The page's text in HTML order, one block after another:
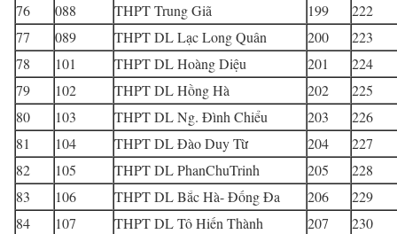
76
088 THPT Trung Giã 199
222
77
089 THPT DL Lạc Long Quân 200
223
78
101 THPT DL Hoàng Diệu 201
224
79
102 THPT DL Hồng Hà 202
225
80
103 THPT DL Ng. Đình Chiểu 203
226
81
104 THPT DL Đào Duy Từ 204
227
82
105 THPT DL PhanChuTrinh 205
228
83
106 THPT DL Bắc Hà- Đống Đa 206
229
84
107 THPT DL Tô Hiến Thành 207
230